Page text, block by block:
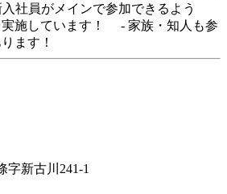
員がメインで参加できるよう
実施しています！ - 家族・知人も参
ます！
字新古川241-1